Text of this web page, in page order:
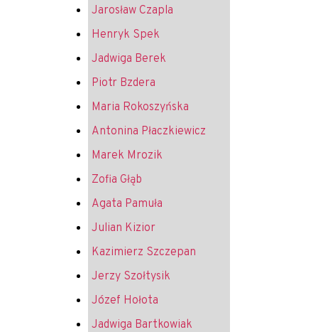
Jarosław Czapla
Henryk Spek
Jadwiga Berek
Piotr Bzdera
Maria Rokoszyńska
Antonina Płaczkiewicz
Marek Mrozik
Zofia Głąb
Agata Pamuła
Julian Kizior
Kazimierz Szczepan
Jerzy Szołtysik
Józef Hołota
Jadwiga Bartkowiak